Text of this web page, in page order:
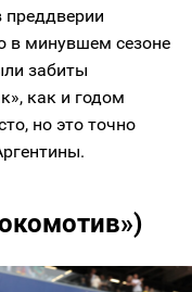
преддверии
в минувшем сезоне
забиты
как и годом
но это точно